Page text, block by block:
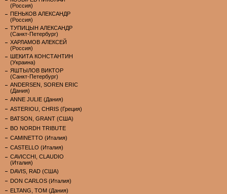
(Россия)
ПЕНЬКОВ АЛЕКСАНДР
(Россия)
ТУПИЦЫН АЛЕКСАНДР
(Санкт-Петербург)
ХАРЛАМОВ АЛЕКСЕЙ
(Россия)
ШЕКИТА КОНСТАНТИН
(Украина)
ЯШТЫЛОВ ВИКТОР
(Санкт-Петербург)
ANDERSEN, SOREN ERIC
(Дания)
ANNE JULIE (Дания)
ASTERIOU, CHRIS (Греция)
BATSON, GRANT (США)
BO NORDH TRIBUTE
CAMINETTO (Италия)
CASTELLO (Италия)
CAVICCHI, CLAUDIO
(Италия)
DAVIS, RAD (США)
DON CARLOS (Италия)
ELTANG, TOM (Дания)